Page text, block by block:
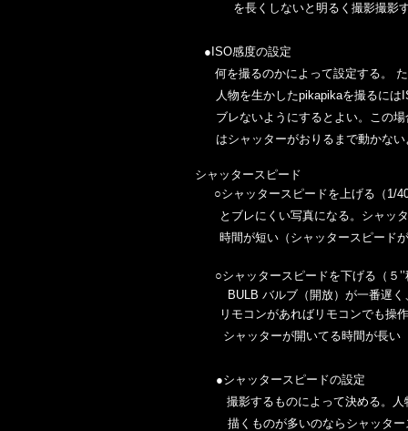
を長くしないと明るく撮影撮影す
●ISO感度の設定
何を撮るのかによって設定する。
人物を生かしたpikapikaを撮るには
ブレないようにするとよい。この場
はシャッターがおりるまで動かない
シャッタースピード
○シャッタースピードを上げる（1/
とブレにくい写真になる。シャッ
時間が短い（シャッタースピード
○シャッタースピードを下げる（５
BULB バルブ（開放）が一番遅く、
リモコンがあればリモコンでも操
シャッターが開いてる時間が
●シャッタースピードの設定
撮影するものによって決める。
描くものが多いのならシャッタース